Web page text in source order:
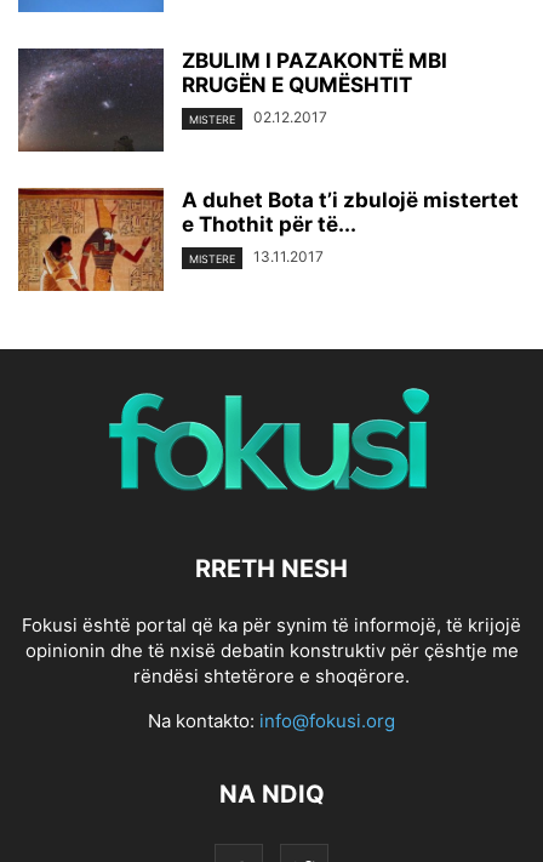
ZBULIM I PAZAKONTË MBI
RRUGËN E QUMËSHTIT
MISTERE 02.12.2017
A duhet Bota t’i zbulojë mistertet
e Thothit për të...
MISTERE 13.11.2017
RRETH NESH
Fokusi është portal që ka për synim të informojë, të krijojë
opinionin dhe të nxisë debatin konstruktiv për çështje me
rëndësi shtetërore e shoqërore.
Na kontakto: info@fokusi.org
NA NDIQ